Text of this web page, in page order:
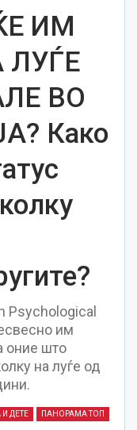
ИМ
ЛУЃЕ
ВО
Како
Psychological
им
оние што
на луѓе од
ДЕТЕ ПАНОРАМА ТОП